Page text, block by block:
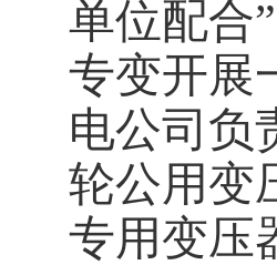
单位配合
专变开展
电公司负
轮公用变
专用变压